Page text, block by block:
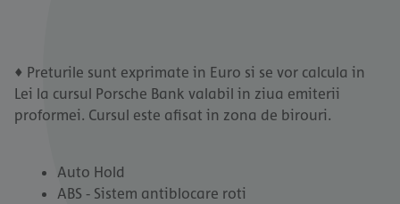
♦ Preturile sunt exprimate in Euro si se vor calcula in
Lei la cursul Porsche Bank valabil in ziua emiterii
proformei. Cursul este afisat in zona de birouri.
Auto Hold
ABS - Sistem antiblocare roti